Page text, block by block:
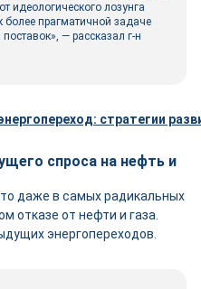
идеологического лозунга
более прагматичной задаче
— рассказал г-н
спроса на нефть и
даже в самых радикальных
отказе от нефти и газа.
энергопереходов.